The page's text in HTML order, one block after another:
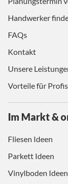
Handwerker
FAQs
Kontakt
Unsere
Vorteile für Profis
Im Markt &
Fliesen Ideen
Parkett Ideen
Vinylboden Ideen